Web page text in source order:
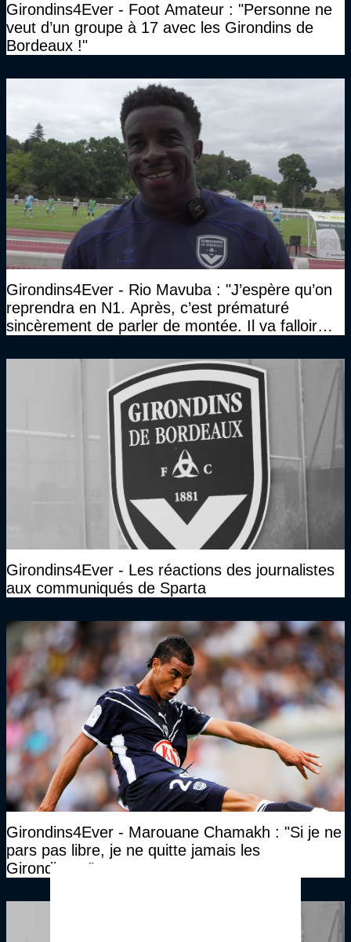
Girondins4Ever - Foot Amateur : "Personne ne
veut d’un groupe à 17 avec les Girondins de
Bordeaux !"
Girondins4Ever - Rio Mavuba : "J’espère qu’on
reprendra en N1. Après, c’est prématuré
sincèrement de parler de montée. Il va falloir
Girondins4Ever - Les réactions des journalistes
aux communiqués de Sparta
Girondins4Ever - Marouane Chamakh : "Si je ne
pars pas libre, je ne quitte jamais les
Girondins…"